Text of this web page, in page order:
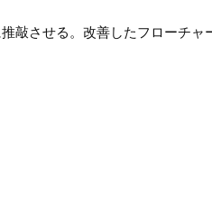
させる。改善したフローチ